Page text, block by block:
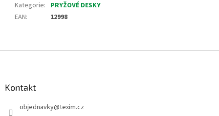
Kategorie: PRYŽOVÉ DESKY
EAN: 12998
Kontakt
objednavky@texim.cz